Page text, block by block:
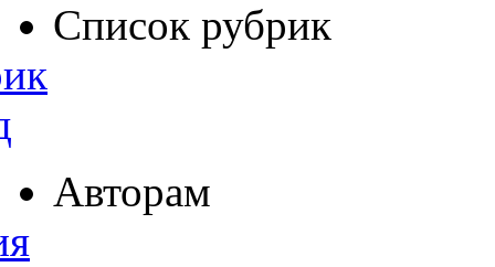
Список рубрик
Авторам